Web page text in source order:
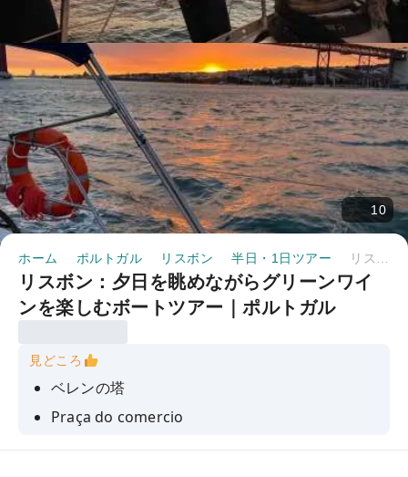
10
ホーム ポルトガル リスボン 半日・1日ツアー
リスボン：夕日を眺めながらグリーンワイ
ンを楽しむボートツアー｜ポルトガル
見どころ
ベレンの塔
Praça do comercio
テージョ川